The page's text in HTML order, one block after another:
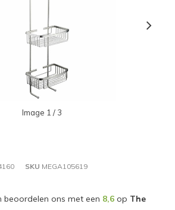
Image 1 / 3
SKU MEGA105619
beoordelen ons met een 8,6op The